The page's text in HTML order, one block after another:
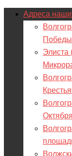
Адреса
Элиста